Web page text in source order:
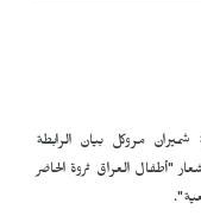
شميران مروكل بيان الرابطة
"أطفال العراق ثروة الحاضر